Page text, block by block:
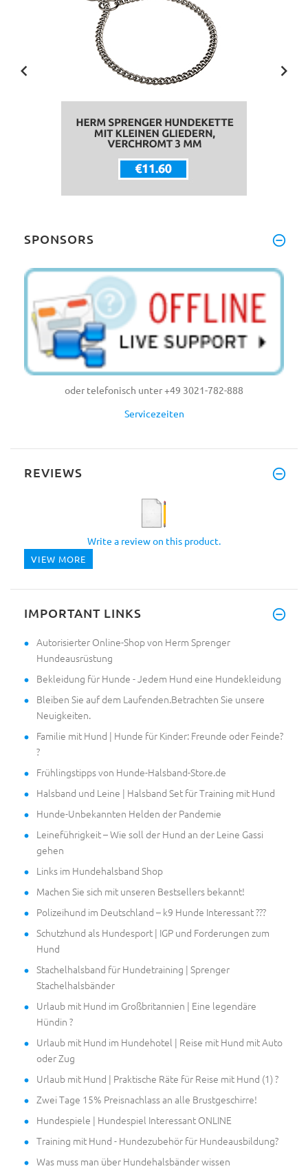
SPONSORS
oder telefonisch unter +49 3021-782-888
Servicezeiten
REVIEWS
Write a review on this product.
VIEW MORE
IMPORTANT LINKS
Autorisierter Online-Shop von Herm Sprenger
Hundeausrüstung
Bekleidung für Hunde - Jedem Hund eine Hundekleidung
Bleiben Sie auf dem Laufenden.Betrachten Sie unsere
Neuigkeiten.
Familie mit Hund | Hunde für Kinder: Freunde oder Feinde?
?
Frühlingstipps von Hunde-Halsband-Store.de
Halsband und Leine | Halsband Set für Training mit Hund
Hunde-Unbekannten Helden der Pandemie
Leineführigkeit – Wie soll der Hund an der Leine Gassi
gehen
Links im Hundehalsband Shop
Machen Sie sich mit unseren Bestsellers bekannt!
Polizeihund im Deutschland – k9 Hunde Interessant ???
Schutzhund als Hundesport | IGP und Forderungen zum
Hund
Stachelhalsband für Hundetraining | Sprenger
Stachelhalsbänder
Urlaub mit Hund im Großbritannien | Eine legendäre
Hündin ?
Urlaub mit Hund im Hundehotel | Reise mit Hund mit Auto
oder Zug
Urlaub mit Hund | Praktische Räte für Reise mit Hund (1) ?
Zwei Tage 15% Preisnachlass an alle Brustgeschirre!
Hundespiele | Hundespiel Interessant ONLINE
Training mit Hund - Hundezubehör für Hundeausbildung?
Was muss man über Hundehalsbänder wissen